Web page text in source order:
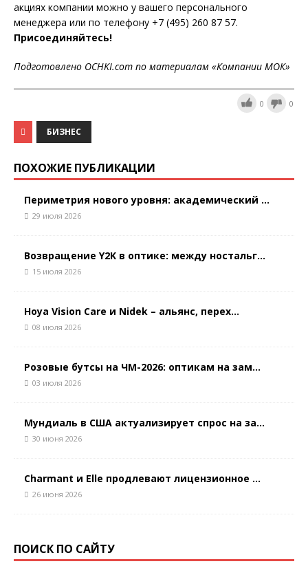
акциях компании можно у вашего персонального
менеджера или по телефону +7 (495) 260 87 57.
Присоединяйтесь!
Подготовлено OCHKI.com по материалам «Компании МОК»
0 0
БИЗНЕС
ПОХОЖИЕ ПУБЛИКАЦИИ
Периметрия нового уровня: академический ...
29 июля 2026
Возвращение Y2K в оптике: между ностальг...
15 июля 2026
Hoya Vision Care и Nidek – альянс, перех...
08 июля 2026
Розовые бутсы на ЧМ-2026: оптикам на зам...
03 июля 2026
Мундиаль в США актуализирует спрос на за...
30 июня 2026
Charmant и Elle продлевают лицензионное ...
26 июня 2026
ПОИСК ПО САЙТУ